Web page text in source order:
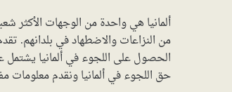
ألمانيا هي واحدة من الوجهات الأكثر
من النزاعات والاضطهاد في بلدانهم.
الحصول على اللجوء في ألمانيا يشتمل
حق اللجوء في ألمانيا ونقدم